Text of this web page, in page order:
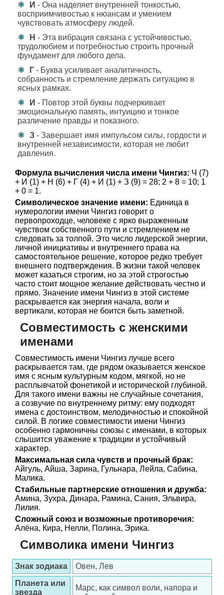
И - Она наделяет внутренней тонкостью,
восприимчивостью к нюансам и умением
чувствовать атмосферу людей.
Н - Эта вибрация связана с устойчивостью,
трудолюбием и потребностью строить прочный
фундамент для любого дела.
Г - Буква усиливает аналитичность,
собранность и стремление держать ситуацию в
ясных рамках.
И - Повтор этой буквы подчеркивает
эмоциональную память, интуицию и тонкое
различение правды и показного.
З - Завершает имя импульсом силы, гордости и
внутренней независимости, которая не любит
давления.
Формула вычисления числа имени Чингиз: Ч (7)
+ И (1) + Н (6) + Г (4) + И (1) + З (9) = 28; 2 + 8 = 10; 1
+ 0 = 1.
Символическое значение имени: Единица в
нумерологии имени Чингиз говорит о
первопроходце, человеке с ярко выраженным
чувством собственного пути и стремлением не
следовать за толпой. Это число лидерской энергии,
личной инициативы и внутреннего права на
самостоятельное решение, которое редко требует
внешнего подтверждения. В жизни такой человек
может казаться строгим, но за этой строгостью
часто стоит мощное желание действовать честно и
прямо. Значение имени Чингиз в этой системе
раскрывается как энергия начала, воли и
вертикали, которая не боится быть заметной.
Совместимость с женскими
именами
Совместимость имени Чингиз лучше всего
раскрывается там, где рядом оказывается женское
имя с ясным культурным кодом, мягкой, но не
расплывчатой фонетикой и исторической глубиной.
Для такого имени важны не случайные сочетания,
а созвучие по внутреннему ритму: ему подходят
имена с достоинством, мелодичностью и спокойной
силой. В логике совместимости имени Чингиз
особенно гармоничны союзы с именами, в которых
слышится уважение к традиции и устойчивый
характер.
Максимальная сила чувств и прочный брак:
Айгуль, Айша, Зарина, Гульнара, Лейла, Сабина,
Малика.
Стабильные партнерские отношения и дружба:
Амина, Зухра, Динара, Рамина, Сания, Эльвира,
Лилия.
Сложный союз и возможные противоречия:
Алёна, Кира, Нелли, Полина, Эрика.
Символика имени Чингиз
Знак зодиака
Овен, Лев
Планета или
звезда
Марс, как символ воли, напора и